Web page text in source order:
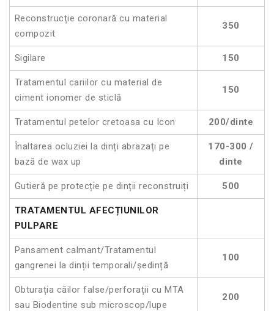
Reconstrucție coronară cu material
compozit
350
Sigilare 150
Tratamentul cariilor cu material de
ciment ionomer de sticlă
150
Tratamentul petelor cretoasa cu Icon 200/dinte
Înaltarea ocluziei la dinți abrazați pe
bază de wax up
170-300 /
dinte
Gutieră pe protecție pe dinții reconstruiți 500
TRATAMENTUL AFECȚIUNILOR
PULPARE
Pansament calmant/Tratamentul
gangrenei la dinții temporali/ședință
100
Obturația căilor false/perforații cu MTA
sau Biodentine sub microscop/lupe
200